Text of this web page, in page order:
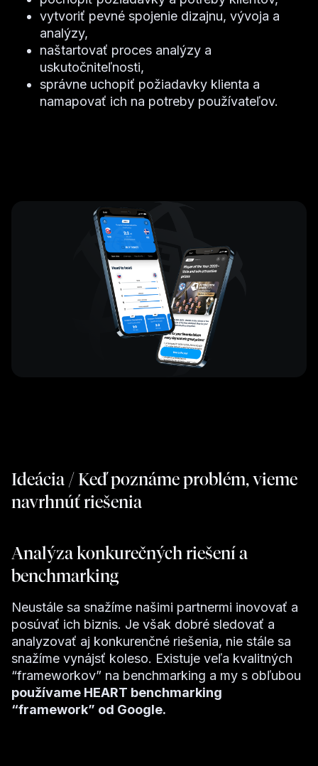
vytvoriť pevné spojenie dizajnu, vývoja a
analýzy,
naštartovať proces analýzy a
uskutočniteľnosti,
správne uchopiť požiadavky klienta a
namapovať ich na potreby používateľov.
Ideácia / Keď poznáme problém, vieme
navrhnúť riešenia
Analýza konkurečných riešení a
benchmarking
Neustále sa snažíme našimi partnermi inovovať a
posúvať ich biznis. Je však dobré sledovať a
analyzovať aj konkurenčné riešenia, nie stále sa
snažíme vynájsť koleso. Existuje veľa kvalitných
“frameworkov” na benchmarking a my s obľubou
používame HEART benchmarking
“framework” od Google.